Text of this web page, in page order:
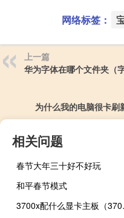
网络标签：
上一篇
华为字体在哪个文件夹（
为什么我的电脑很卡刷
相关问题
春节大年三十好不好玩
和平春节模式